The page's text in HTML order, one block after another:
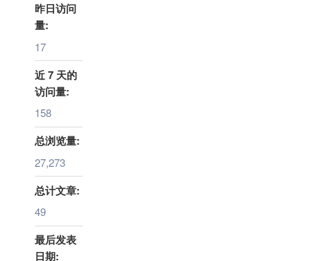
昨日访问
量:
17
近 7 天的
访问量:
158
总浏览量:
27,273
总计文章:
49
最后发表
日期: